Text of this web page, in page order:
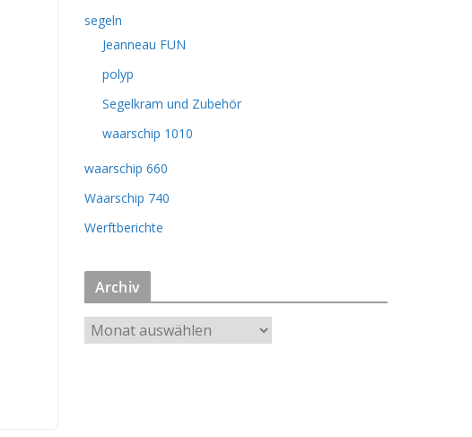
segeln
Jeanneau FUN
polyp
Segelkram und Zubehör
waarschip 1010
waarschip 660
Waarschip 740
Werftberichte
Archiv
r